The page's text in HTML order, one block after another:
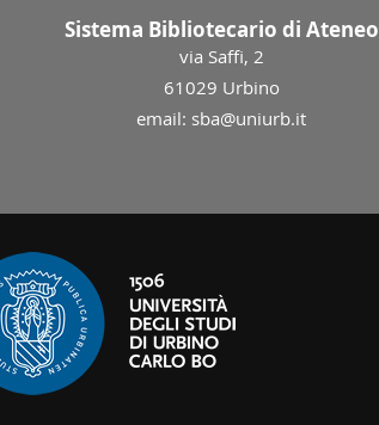
Sistema Bibliotecario di Ateneo
via Saffi, 2
61029 Urbino
email: sba@uniurb.it